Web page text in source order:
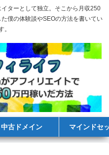
ターとして独立。そこから月収250
僕の体験談やSEOの方法を書いてい
。
中古ドメイン マインドセ